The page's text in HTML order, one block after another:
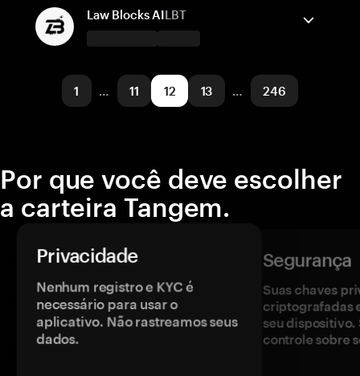
BNB Smart Chain
Enviar/Receber Comprar
Solana Polygon POS
Law Blocks AILBT
Enviar/Receber Comprar
1 … 11 12 13 … 246
Por que você deve escolher
a carteira Tangem.
Privacidade
Nenhum registro e KYC é
necessário para usar o
aplicativo. Não rastreamos seus
dados.
Segurança
Suas chaves
criptografadas
seu dispositivo.
controle sobre